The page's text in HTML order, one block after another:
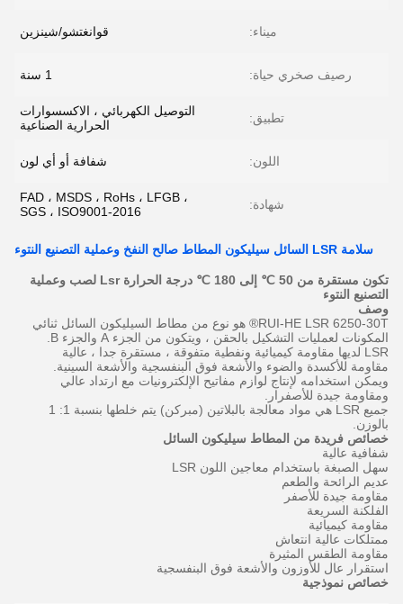
ميناء: قوانغتشو/شينزين
رصيف صخري حياة: 1 سنة
تطبيق:
التوصيل الكهربائي ، الاكسسوارات
الحرارية الصناعية
اللون: شفافة أو أي لون
شهادة:
FAD ، MSDS ، RoHs ، LFGB ،
SGS ، ISO9001-2016
سلامة LSR السائل سيليكون المطاط صالح النفخ وعملية التصنيع النتوء
تكون مستقرة من 50 ℃ إلى 180 ℃
درجة الحرارة Lsr لصب وعملية
التصنيع النتوء
وصف
RUI-HE LSR 6250-30T® هو نوع من مطاط السيليكون السائل ثنائي
المكونات لعمليات التشكيل بالحقن ، ويتكون من الجزء A والجزء B.
LSR لديها مقاومة كيميائية ونفطية متفوقة ، مستقرة جدا ، عالية
مقاومة للأكسدة والضوء والأشعة فوق البنفسجية والأشعة السينية.
ويمكن استخدامه لإنتاج لوازم مفاتيح الإلكترونيات مع ارتداد عالي
ومقاومة جيدة للأصفرار.
جميع LSR هي مواد معالجة بالبلاتين (مبركن) يتم خلطها بنسبة
1:
1
بالوزن.
خصائص فريدة من المطاط سيليكون السائل
شفافية عالية
سهل الصبغة باستخدام معاجين اللون LSR
عديم الرائحة والطعم
مقاومة جيدة للأصفر
الفلكنة السريعة
مقاومة كيميائية
ممتلكات عالية انتعاش
مقاومة الطقس المثيرة
استقرار عال للأوزون والأشعة فوق البنفسجية
خصائص نموذجية